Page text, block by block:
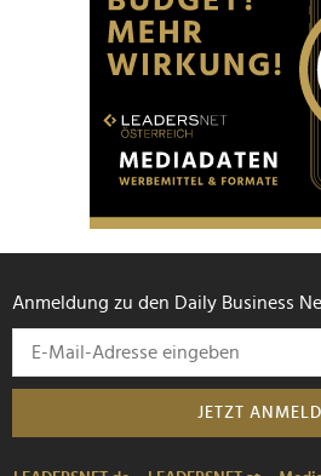
Anmeldung zu den Daily Business
JETZT